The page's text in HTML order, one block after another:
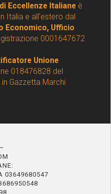
Eccellenze Italianeè
Italia e all'estero dal
Economico, Ufficio
0001647672
Unione
018476828 del
Gazzetta Marchi
03649680547